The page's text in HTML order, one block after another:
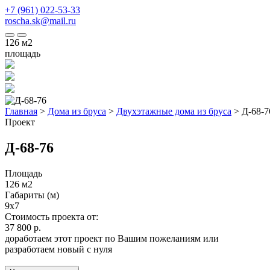
+7 (961) 022-53-33
roscha.sk@mail.ru
126 м2
площадь
Главная > Дома из бруса > Двухэтажные дома из бруса > Д-68-
Проект
Д-68-76
Площадь
126 м2
Габариты (м)
9x7
Стоимость проекта от:
37 800 р.
доработаем этот проект по Вашим пожеланиям или
разработаем новый с нуля